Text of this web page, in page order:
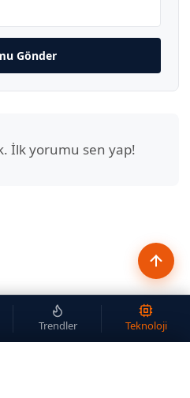
Gönder
İlk yorumu sen yap!
Trendler Teknoloji